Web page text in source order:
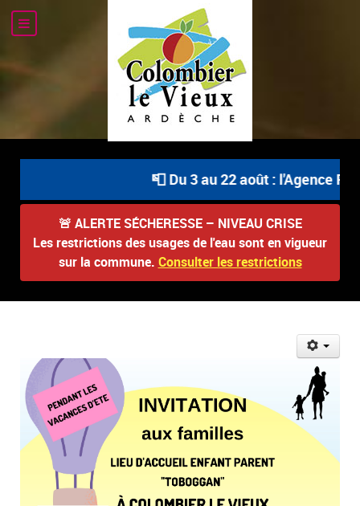
📮 Du 3 au 22 août : l'Agence
🚨 ALERTE SÉCHERESSE – NIVEAU CRISE
Les restrictions des usages de l'eau sont en vigueur
sur la commune. Consulter les restrictions